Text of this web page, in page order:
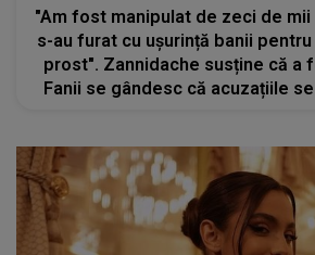
"Am fost manipulat de zeci de mii
s-au furat cu ușurință banii
prost". Zannidache susține că a
Fanii se gândesc că acuzațiile